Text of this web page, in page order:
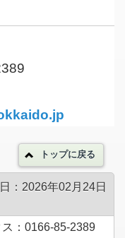
トップに戻る
：2026年02月24日
：0166-85-2389